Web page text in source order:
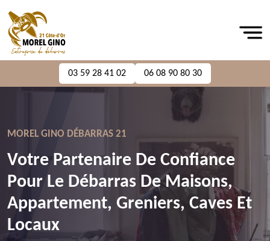
03 59 28 41 02 06 08 90 80 30
MOREL GINO DÉBARRAS 21
Votre Partenaire De Confiance
Pour Le Débarras De Maisons,
Appartement, Greniers, Caves Et
Locaux